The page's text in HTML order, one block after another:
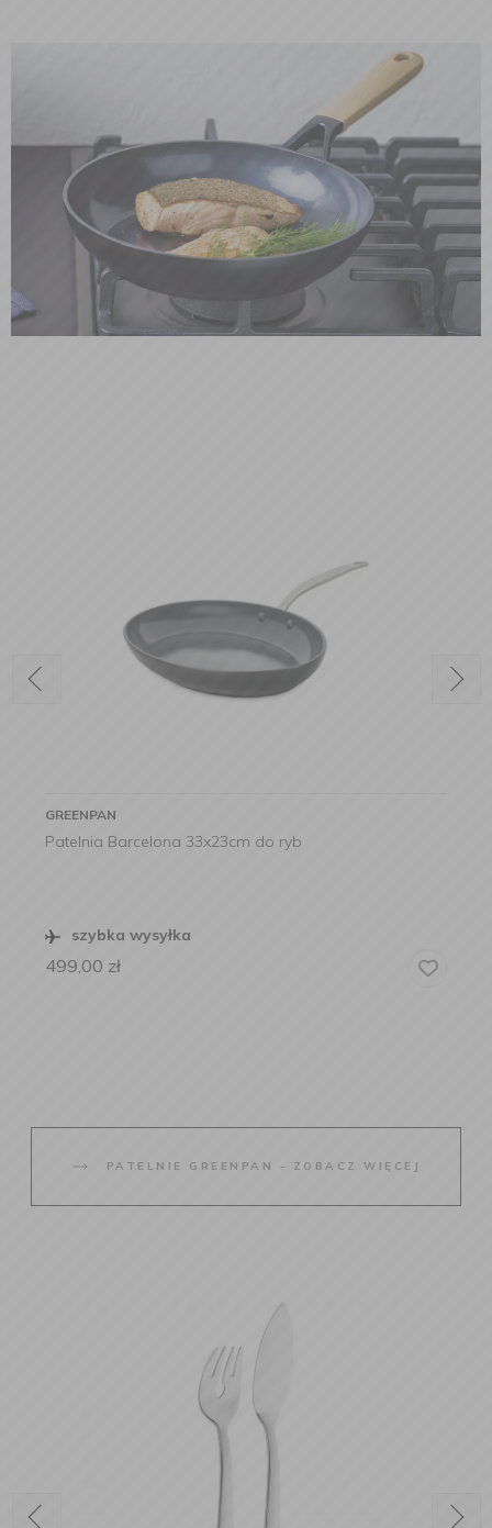
GREENPAN
Patelnia Barcelona 33x23cm do ryb
szybka wysyłka
499,00 zł
PATELNIE GREENPAN - ZOBACZ WIĘCEJ